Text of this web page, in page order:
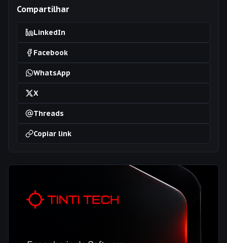
Compartilhar
LinkedIn
Facebook
WhatsApp
X
Threads
Copiar link